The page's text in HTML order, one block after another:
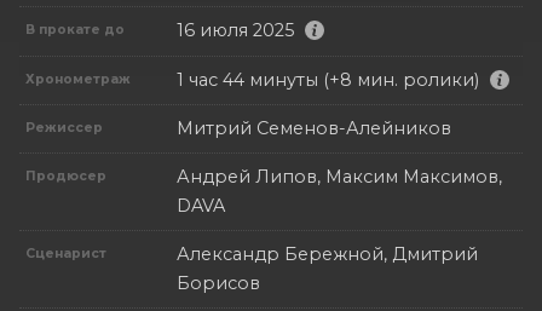
В прокате до 16 июля 2025
Хронометраж 1 час 44 минуты (+8 мин. ролики)
Режиссер Митрий Семенов-Алейников
Продюсер
Андрей Липов, Максим Максимов,
DAVA
Сценарист
Александр Бережной, Дмитрий
Борисов